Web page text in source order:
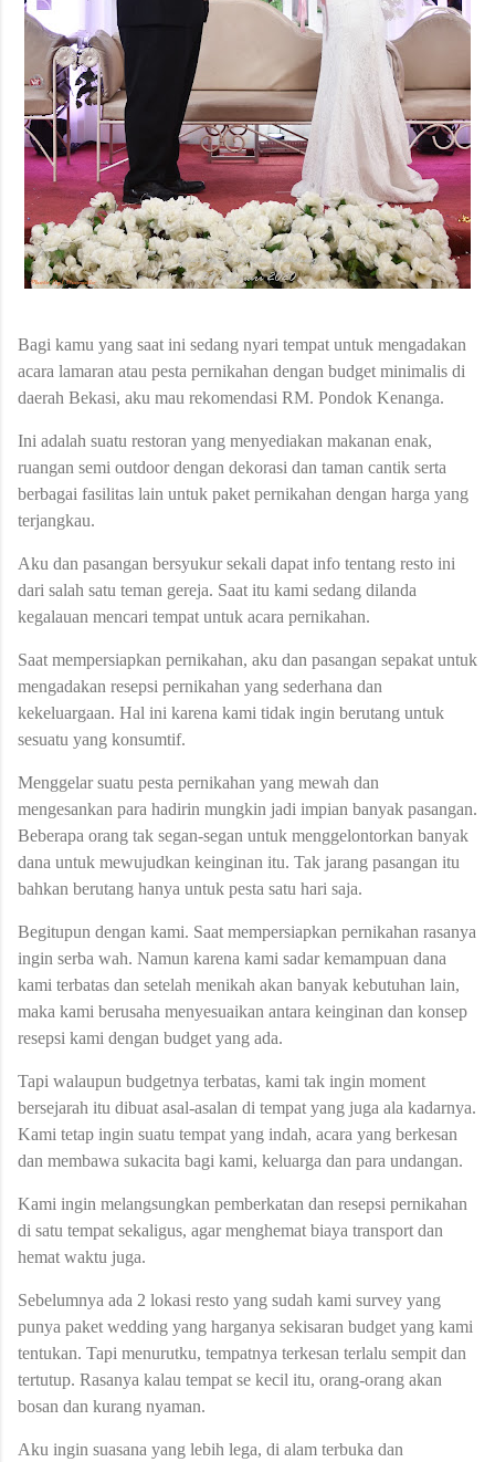
Bagi kamu yang saat ini sedang nyari tempat untuk mengadakan
acara lamaran atau pesta pernikahan dengan budget minimalis di
daerah Bekasi, aku mau rekomendasi RM. Pondok Kenanga.
Ini adalah suatu restoran yang menyediakan makanan enak,
ruangan semi outdoor dengan dekorasi dan taman cantik serta
berbagai fasilitas lain untuk paket pernikahan dengan harga yang
terjangkau.
Aku dan pasangan bersyukur sekali dapat info tentang resto ini
dari salah satu teman gereja. Saat itu kami sedang dilanda
kegalauan mencari tempat untuk acara pernikahan.
Saat mempersiapkan pernikahan, aku dan pasangan sepakat untuk
mengadakan resepsi pernikahan yang sederhana dan
kekeluargaan. Hal ini karena kami tidak ingin berutang untuk
sesuatu yang konsumtif.
Menggelar suatu pesta pernikahan yang mewah dan
mengesankan para hadirin mungkin jadi impian banyak pasangan.
Beberapa orang tak segan-segan untuk menggelontorkan banyak
dana untuk mewujudkan keinginan itu. Tak jarang pasangan itu
bahkan berutang hanya untuk pesta satu hari saja.
Begitupun dengan kami. Saat mempersiapkan pernikahan rasanya
ingin serba wah. Namun karena kami sadar kemampuan dana
kami terbatas dan setelah menikah akan banyak kebutuhan lain,
maka kami berusaha menyesuaikan antara keinginan dan konsep
resepsi kami dengan budget yang ada.
Tapi walaupun budgetnya terbatas, kami tak ingin moment
bersejarah itu dibuat asal-asalan di tempat yang juga ala kadarnya.
Kami tetap ingin suatu tempat yang indah, acara yang berkesan
dan membawa sukacita bagi kami, keluarga dan para undangan.
Kami ingin melangsungkan pemberkatan dan resepsi pernikahan
di satu tempat sekaligus, agar menghemat biaya transport dan
hemat waktu juga.
Sebelumnya ada 2 lokasi resto yang sudah kami survey yang
punya paket wedding yang harganya sekisaran budget yang kami
tentukan. Tapi menurutku, tempatnya terkesan terlalu sempit dan
tertutup. Rasanya kalau tempat se kecil itu, orang-orang akan
bosan dan kurang nyaman.
Aku ingin suasana yang lebih lega, di alam terbuka dan